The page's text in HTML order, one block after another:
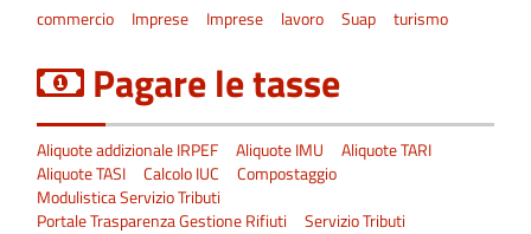
commercio Imprese Imprese lavoro Suap turismo
Pagare le tasse
Aliquote addizionale IRPEF Aliquote IMU
Aliquote TARI
Aliquote TASI
Calcolo IUC
Compostaggio
Modulistica Servizio Tributi
Portale Trasparenza Gestione Rifiuti
Servizio Tributi